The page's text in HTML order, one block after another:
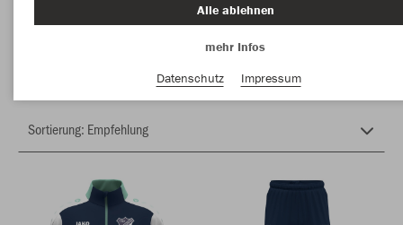
Alle ablehnen
mehr Infos
Datenschutz
Impressum